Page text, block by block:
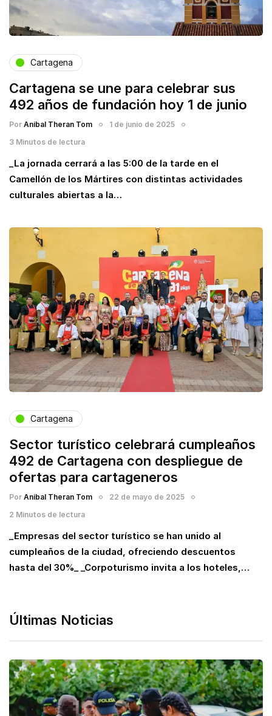
Cartagena
Cartagena se une para celebrar sus
492 años de fundación hoy 1 de junio
Por Anibal Theran Tom
1 de junio de 2025
3 Minutos de lectura
_La jornada cerrará a las 5:00 de la tarde en el
Camellón de los Mártires con distintas actividades
culturales abiertas a la…
Cartagena
Sector turístico celebrará cumpleaños
492 de Cartagena con despliegue de
ofertas para cartageneros
Por Anibal Theran Tom
22 de mayo de 2025
2 Minutos de lectura
_Empresas del sector turístico se han unido al
cumpleaños de la ciudad, ofreciendo descuentos
hasta del 30%_ _Corpoturismo invita a los hoteles,…
Últimas Noticias